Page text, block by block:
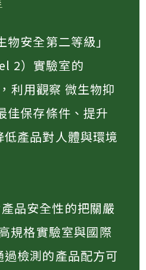
安全第二等級」
2）實驗室的
利用觀察 微生物抑
佳保存條件、提升
產品對人體與環境
品安全性的把關嚴
規格實驗室與國際
檢測的產品配方可